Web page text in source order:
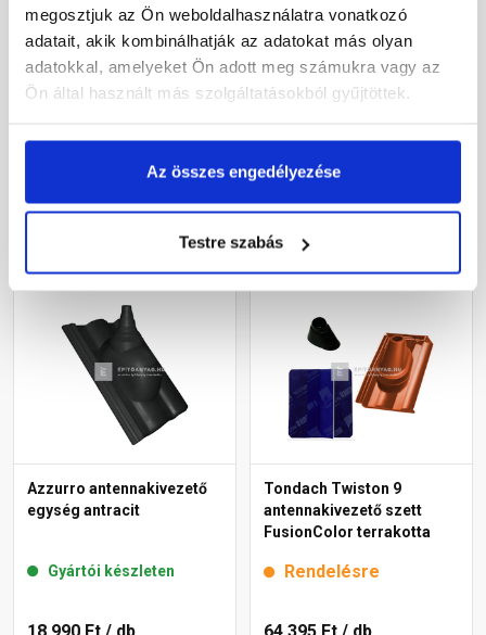
megosztjuk az Ön weboldalhasználatra vonatkozó
adatait, akik kombinálhatják az adatokat más olyan
adatokkal, amelyeket Ön adott meg számukra vagy az
Ön által használt más szolgáltatásokból gyűjtöttek.
Az összes engedélyezése
Testre szabás
Tondach Táska
antennakivezető szett
Natur téglavörös
Tondach Twiston 9
antennakivezető szett
Amadeus üvegmáz fekete
Rendelésre
67 345 Ft
Azzurro antennakivezető
egység antracit
Gyártói készleten
Tondach Twiston 9
antennakivezető szett
FusionColor terrakotta
Rendelésre